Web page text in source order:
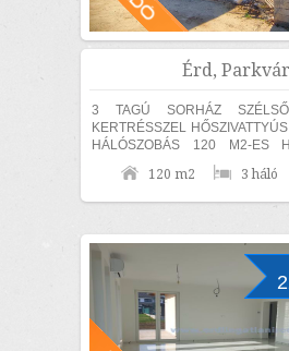
Érd,
3 TAGÚ SORHÁZ
KERTRÉSSZEL HŐSZIVATTYÚS
HÁLÓSZOBÁS 120 M2-ES
ingatlan 30-as hőszigetelő
15 cm...
120 m2 3 háló